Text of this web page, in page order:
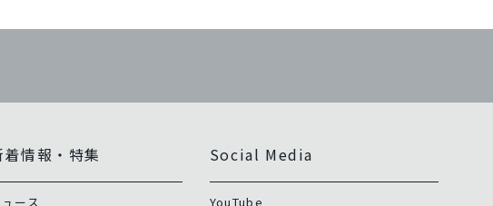
着情報・特集
ース
Social Media
YouTube